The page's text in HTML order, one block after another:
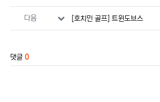
다음 [호치민 골프] 트윈도브스
댓글 0